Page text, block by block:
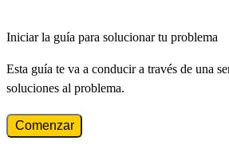
Iniciar la guía para solucionar tu problema
Esta guía te va a conducir a través de una
soluciones al problema.
Comenzar